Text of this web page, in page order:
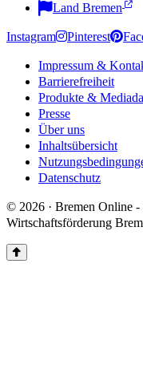
Land Bremen
Instagram Pinterest
Impressum &
Barrierefreiheit
Produkte &
Presse
Über uns
Inhaltsübersicht
Datenschutz
© 2026 · Bremen Online
Wirtschaftsförderung